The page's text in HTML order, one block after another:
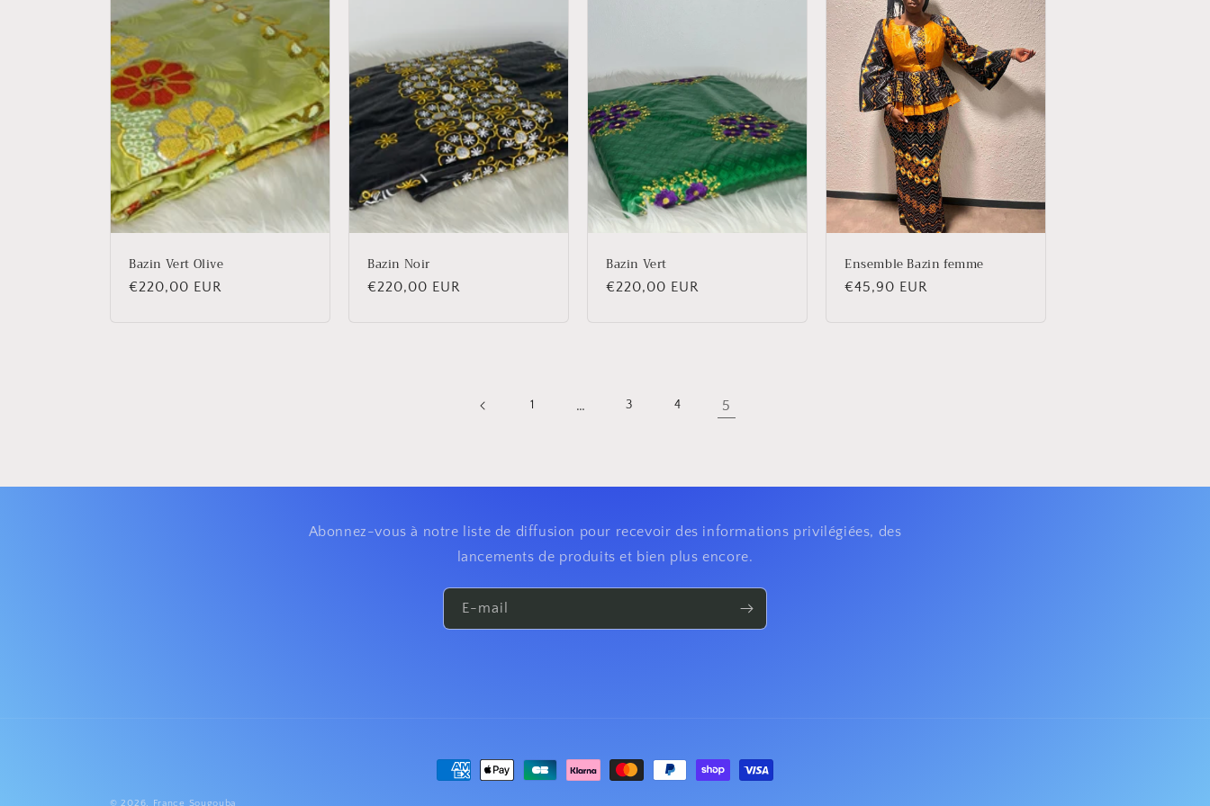
e
c
t
i
o
n
Bazin Vert Olive
Prix
€220,00 EUR
Bazin Noir
Prix
€220,00 EUR
Bazin Vert
Prix
€220,00 EUR
Ensemble Bazin femme
Prix
€45,90 EUR
1 … 3 4 5
Abonnez-vous à notre liste de diffusion pour recevoir des informations privilégiées, des
lancements de produits et bien plus encore.
E-mail
Moyens
© 2026, France Sougouba